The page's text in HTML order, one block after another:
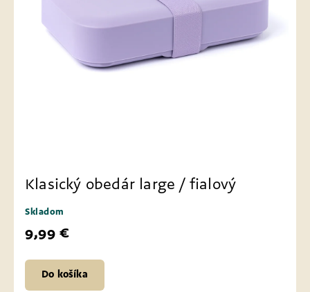
Klasický obedár large / fialový
Skladom
9,99 €
Do košíka